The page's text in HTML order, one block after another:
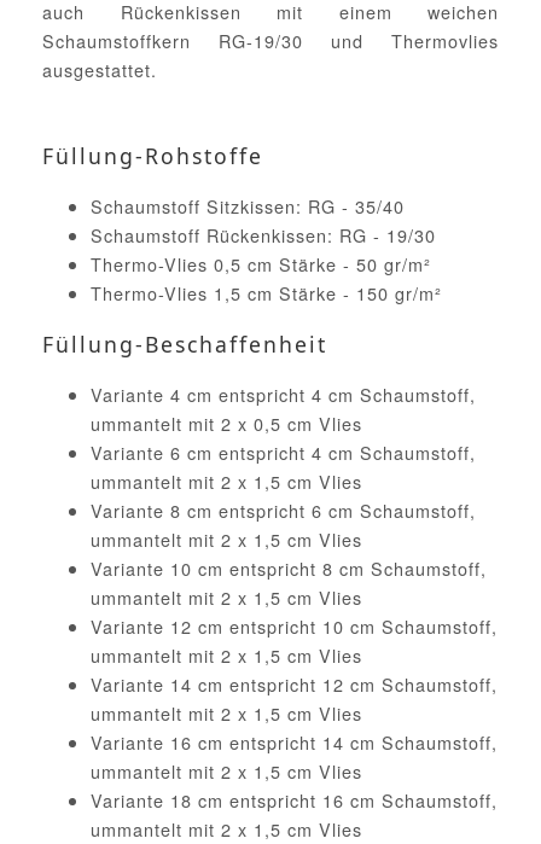
auch Rückenkissen mit einem weichen
Schaumstoffkern RG-19/30 und Thermovlies
ausgestattet.
Füllung-Rohstoffe
Schaumstoff Sitzkissen: RG - 35/40
Schaumstoff Rückenkissen: RG - 19/30
Thermo-Vlies 0,5 cm Stärke - 50 gr/m²
Thermo-Vlies 1,5 cm Stärke - 150 gr/m²
Füllung-Beschaffenheit
Variante 4 cm entspricht 4 cm Schaumstoff,
ummantelt mit 2 x 0,5 cm Vlies
Variante 6 cm entspricht 4 cm Schaumstoff,
ummantelt mit 2 x 1,5 cm Vlies
Variante 8 cm entspricht 6 cm Schaumstoff,
ummantelt mit 2 x 1,5 cm Vlies
Variante 10 cm entspricht 8 cm Schaumstoff,
ummantelt mit 2 x 1,5 cm Vlies
Variante 12 cm entspricht 10 cm Schaumstoff,
ummantelt mit 2 x 1,5 cm Vlies
Variante 14 cm entspricht 12 cm Schaumstoff,
ummantelt mit 2 x 1,5 cm Vlies
Variante 16 cm entspricht 14 cm Schaumstoff,
ummantelt mit 2 x 1,5 cm Vlies
Variante 18 cm entspricht 16 cm Schaumstoff,
ummantelt mit 2 x 1,5 cm Vlies